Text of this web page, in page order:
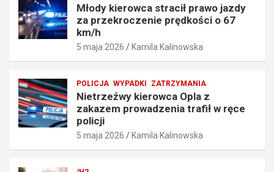
Młody kierowca stracił prawo jazdy
za przekroczenie prędkości o 67
km/h
5 maja 2026 Kamila Kalinowska
POLICJA WYPADKI ZATRZYMANIA
Nietrzeźwy kierowca Opla z
zakazem prowadzenia trafił w ręce
policji
5 maja 2026 Kamila Kalinowska
n
e
r
ę
d
k
o
ś
i
o
a
f
w
ę
e
p